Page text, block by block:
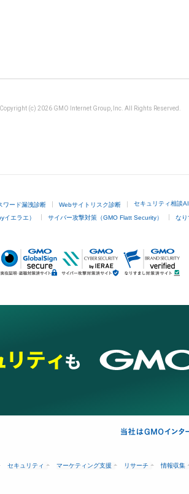
Copyright (c) 2026 GMO Internet Group, Inc. All Rights Reserved.
ワード漏洩診断 Webサイトリスク診断 セキュリティ相談
エラエ） サイバー攻撃対策（GMO Flatt Security） なり
セキュリティ マーケティング支援 リサーチ 情報収集